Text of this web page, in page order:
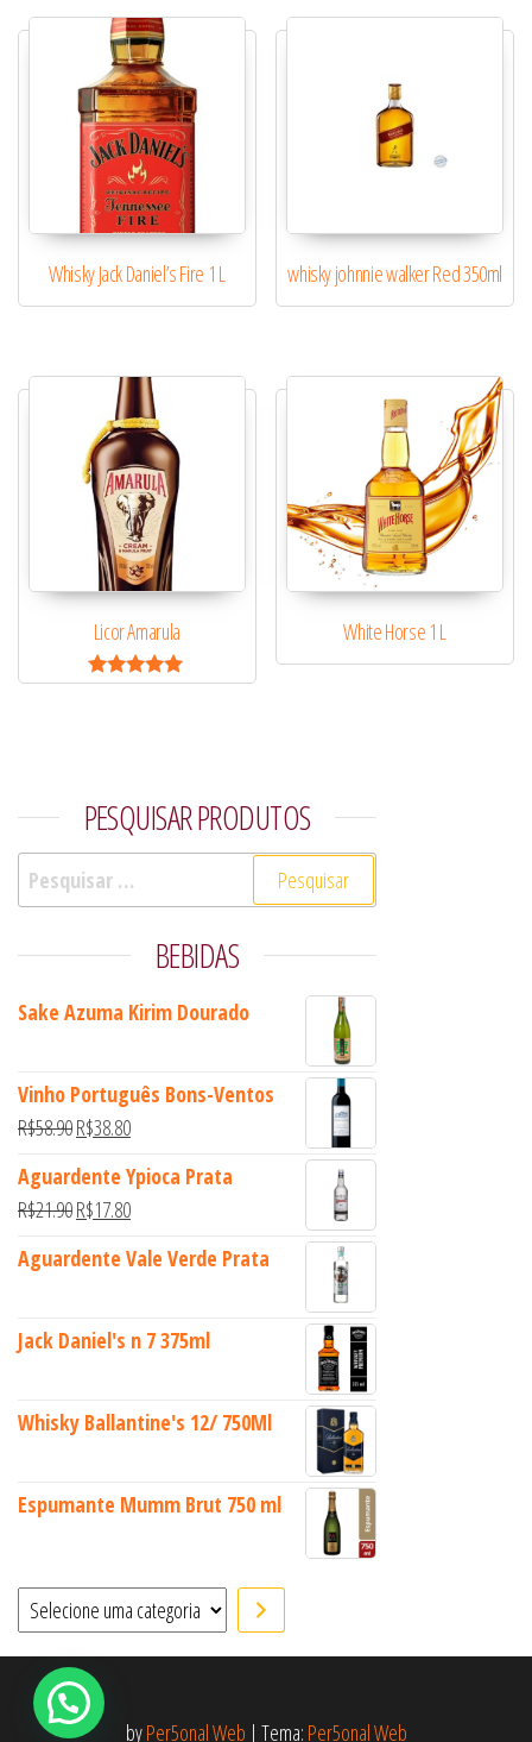
Whisky Jack Daniel’s Fire 1 L whisky johnnie walker Red 350ml
Licor Amarula White Horse 1 L
PESQUISAR PRODUTOS
Pesquisar por:
BEBIDAS
Sake Azuma Kirim Dourado
Vinho Português Bons-Ventos
R$58.90O preço original era: R$58.90.
R$38.80O preço atual é: R$38.80.
Aguardente Ypioca Prata
R$21.90O preço original era: R$21.90.
R$17.80O preço atual é: R$17.80.
Aguardente Vale Verde Prata
Jack Daniel's n 7 375ml
Whisky Ballantine's 12/ 750Ml
Espumante Mumm Brut 750 ml
Selecione uma categoria
byPer5onal Web | Tema: Per5onal Web